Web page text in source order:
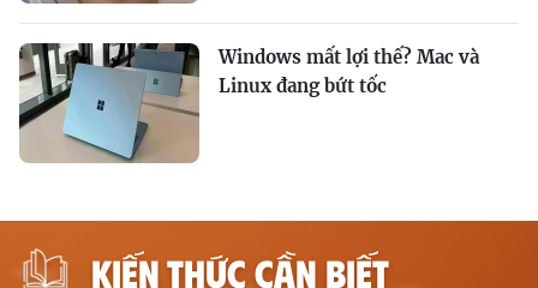
Windows mất lợi thế? Mac và
Linux đang bứt tốc
KIẾN THỨC CẦN BIẾT